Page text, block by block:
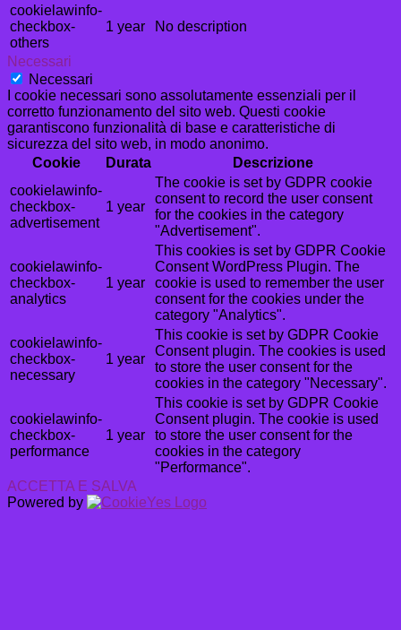
cookielawinfo-
checkbox-
others
1 year No description
Necessari
Necessari
I cookie necessari sono assolutamente essenziali per il
corretto funzionamento del sito web. Questi cookie
garantiscono funzionalità di base e caratteristiche di
sicurezza del sito web, in modo anonimo.
Cookie
Durata
Descrizione
cookielawinfo-
checkbox-
advertisement
1 year
The cookie is set by GDPR cookie
consent to record the user consent
for the cookies in the category
"Advertisement".
cookielawinfo-
checkbox-
analytics
1 year
This cookies is set by GDPR Cookie
Consent WordPress Plugin. The
cookie is used to remember the user
consent for the cookies under the
category "Analytics".
cookielawinfo-
checkbox-
necessary
1 year
This cookie is set by GDPR Cookie
Consent plugin. The cookies is used
to store the user consent for the
cookies in the category "Necessary".
cookielawinfo-
checkbox-
performance
1 year
This cookie is set by GDPR Cookie
Consent plugin. The cookie is used
to store the user consent for the
cookies in the category
"Performance".
ACCETTA E SALVA
Powered by